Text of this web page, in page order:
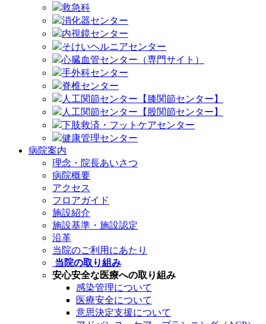
救急科
消化器センター
内視鏡センター
そけいヘルニアセンター
心臓血管センター（専門サイト）
手外科センター
脊椎センター
人工関節センター【膝関節センター】
人工関節センター【股関節センター】
下肢救済・フットケアセンター
健康管理センター
病院案内
理念・院長あいさつ
病院概要
アクセス
フロアガイド
施設紹介
施設基準・施設認定
沿革
当院のご利用にあたり
当院の取り組み
安心安全な医療への取り組み
感染管理について
医療安全について
意思決定支援について